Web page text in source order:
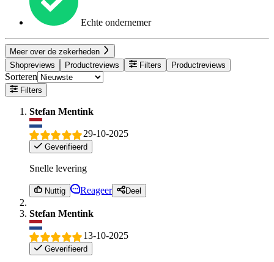
Echte ondernemer
Meer over de zekerheden
Shopreviews
Productreviews Filters Productreviews
Sorteren
Filters
Stefan Mentink
29-10-2025
Geverifieerd
Snelle levering
Nuttig Reageer Deel
Stefan Mentink
13-10-2025
Geverifieerd